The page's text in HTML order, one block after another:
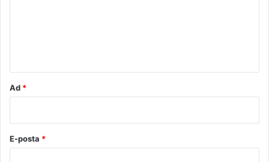
Ad *
E-posta *